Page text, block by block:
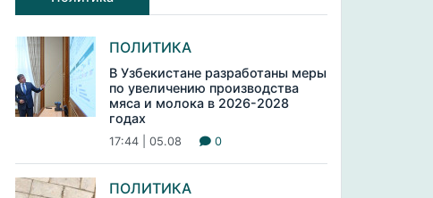
ПОЛИТИКА
В Узбекистане разработаны меры
по увеличению производства
мяса и молока в 2026-2028
годах
17:44 | 05.08 0
ПОЛИТИКА